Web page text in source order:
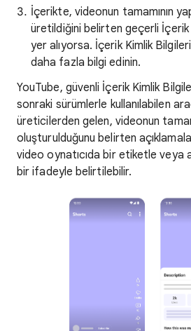
İçerikte, videonun tamamının
üretildiğini belirten geçerli İçerik
yer alıyorsa. İçerik Kimlik
daha fazla bilgi edinin.
YouTube, güvenli İçerik Kimlik
sonraki sürümlerle kullanılabilen
üreticilerden gelen, videonun
oluşturulduğunu belirten
video oynatıcıda bir etiketle veya
bir ifadeyle belirtilebilir.